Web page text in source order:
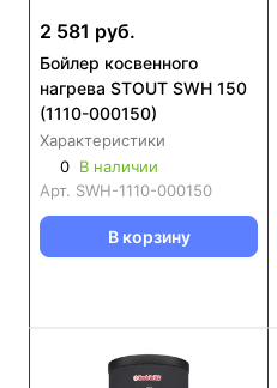
2 581 руб.
Бойлер косвенного
нагрева STOUT SWH 150
(1110-000150)
Характеристики
0 В наличии
Арт. SWH-1110-000150
В корзину